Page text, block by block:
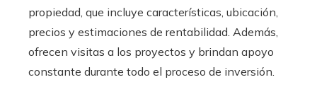
propiedad, que incluye características, ubicación,
precios y estimaciones de rentabilidad. Además,
ofrecen visitas a los proyectos y brindan apoyo
constante durante todo el proceso de inversión.